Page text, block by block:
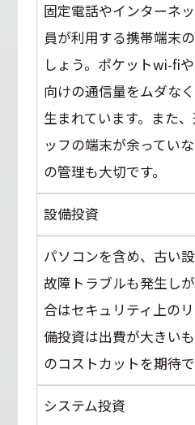
固定電話やインターネ
員が利用する携帯端末
しょう。ポケットwi-fi
向けの通信量をムダな
生まれています。また
ッフの端末が余ってい
の管理も大切です。
設備投資
パソコンを含め、古い
故障トラブルも発生し
合はセキュリティ上の
備投資は出費が大きい
のコストカットを期待で
システム投資